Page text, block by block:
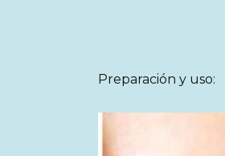
Preparación y uso: